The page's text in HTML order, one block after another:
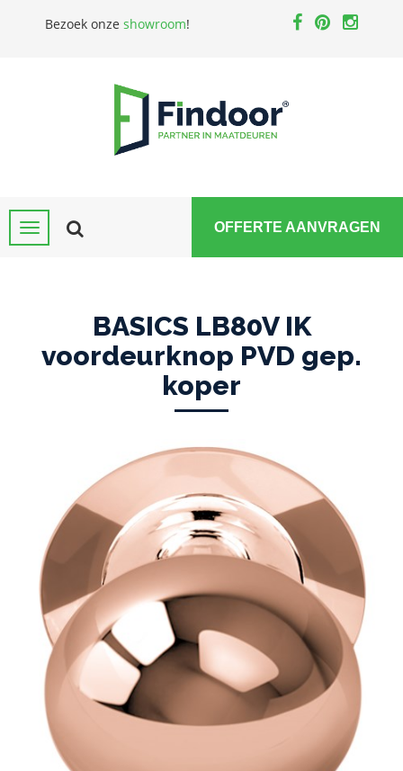
Bezoek onze showroom!
OFFERTE AANVRAGEN
BASICS LB80V IK
voordeurknop PVD gep.
koper